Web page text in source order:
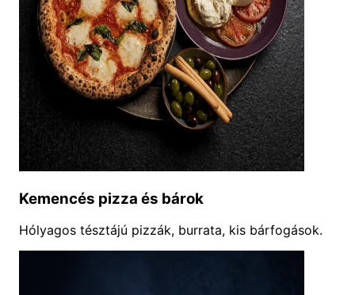
Kemencés pizza és bárok
Hólyagos tésztájú pizzák, burrata, kis bárfogások.